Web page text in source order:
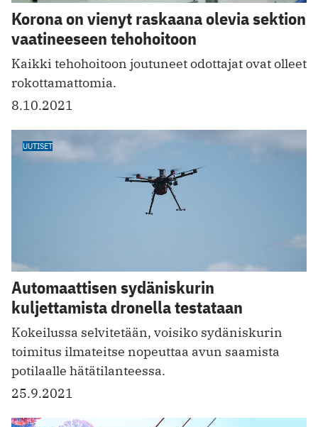
Korona on vienyt raskaana olevia sektion
vaatineeseen tehohoitoon
Kaikki tehohoitoon joutuneet odottajat ovat olleet
rokottamattomia.
8.10.2021
UUTISET
Automaattisen sydäniskurin
kuljettamista dronella testataan
Kokeilussa selvitetään, voisiko sydäniskurin
toimitus ilmateitse nopeuttaa avun saamista
potilaalle hätätilanteessa.
25.9.2021